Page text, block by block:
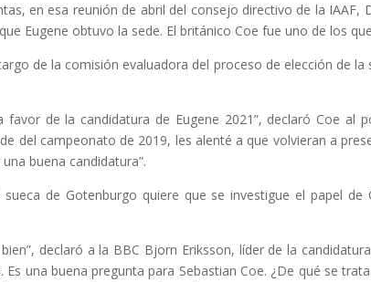
en esa reunión de abril del consejo directivo de la IAAF,
Eugene obtuvo la sede. El británico Coe fue uno de los
de la comisión evaluadora del proceso de elección de
favor de la candidatura de Eugene 2021”, declaró Coe al
del campeonato de 2019, les alenté a que volvieran a
buena candidatura”.
sueca de Gotenburgo quiere que se investigue el papel
declaró a la BBC Bjorn Eriksson, líder de la
Es una buena pregunta para Sebastian Coe. ¿De qué se